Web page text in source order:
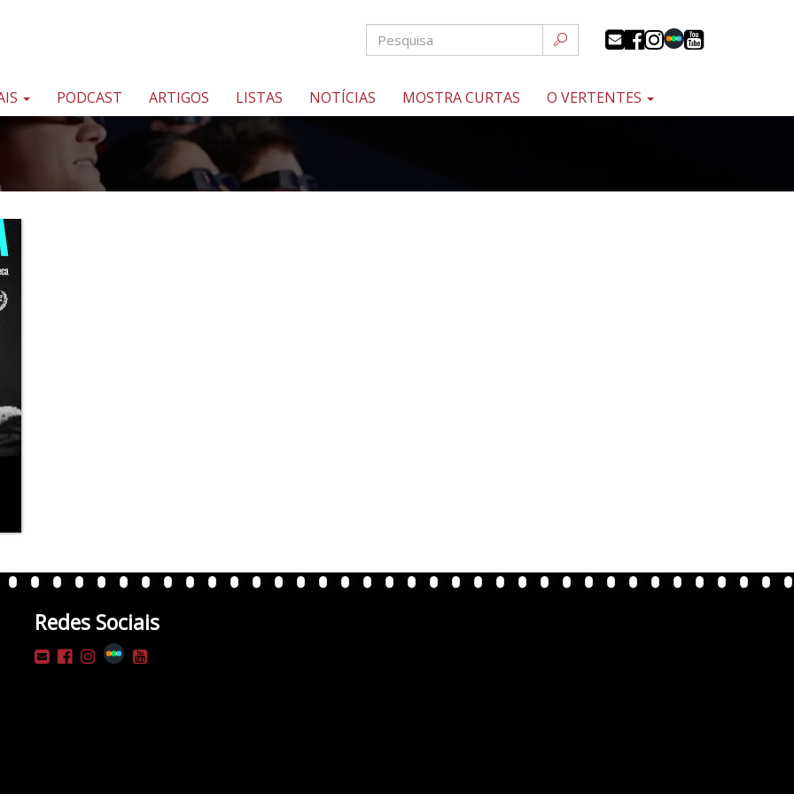
PODCAST ARTIGOS LISTAS NOTÍCIAS MOSTRA CURTAS O VERTENTES
Redes Sociais